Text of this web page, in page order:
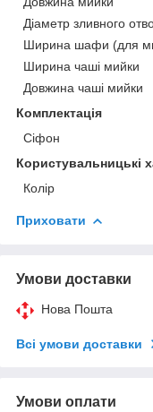
Діаметр зливного
Ширина шафи (для
Ширина чаші мийки
Довжина чаші мийки
Комплектація
Сіфон
Користувальницькі
Колір
Приховати
Умови доставки
Нова Пошта
Всі умови доставки
Умови оплати